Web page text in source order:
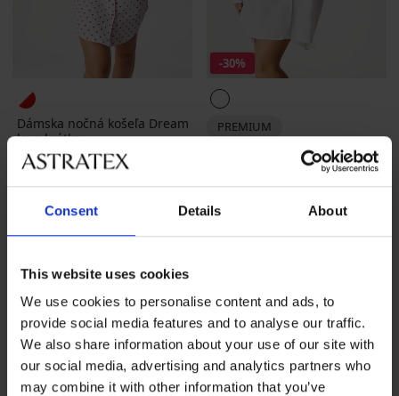
Consent Details About
This website uses cookies
We use cookies to personalise content and ads, to
provide social media features and to analyse our traffic.
We also share information about your use of our site with
our social media, advertising and analytics partners who
may combine it with other information that you’ve
Dámska nočná košeľa Dream
love krátka
39,99 €
-30%
PREMIUM
Dámska nočná košeľa DKNY
Hit the Street krátka
Zľava
75,59 €Pôvodná cena
107,99 €